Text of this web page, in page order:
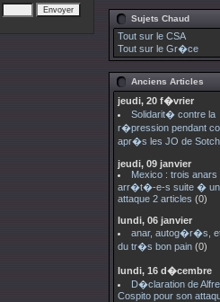
Sujets Chaud
Tout sur le CSA
Tout sur le Gr�ce
Anciens Articles
jeudi, 20 f�vrier
Solidarit� contre la
r�pression pendant
apr�s les JO de
jeudi, 09 janvier
Mexico : trois anars
arr�t�-e-s suite �
attaque 2 articles (0)
lundi, 06 janvier
anar, autog�r�s,
du tr�s bon pain (0)
lundi, 16 d�cembre
D�claration de
Cospito pour son